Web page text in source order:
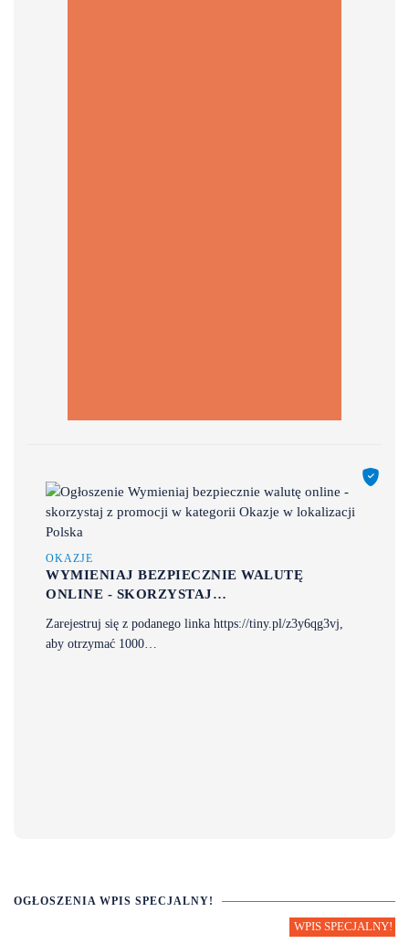
OKAZJE
WYMIENIAJ BEZPIECZNIE WALUTĘ
ONLINE - SKORZYSTAJ…
Zarejestruj się z podanego linka https://tiny.pl/z3y6qg3vj,
aby otrzymać 1000…
OGŁOSZENIA WPIS SPECJALNY!